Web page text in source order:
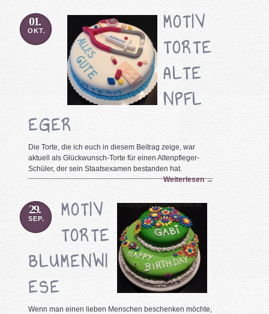
01.
OKT.
MOTIV
TORTE
ALTE
NPFL
EGER
Die Torte, die ich euch in diesem Beitrag zeige, war
aktuell als Glückwunsch-Torte für einen Altenpfleger-
Schüler, der sein Staatsexamen bestanden hat.
Weiterlesen→
29.
SEP.
MOTIV
TORTE
BLUMENWI
ESE
Wenn man einen lieben Menschen beschenken möchte,